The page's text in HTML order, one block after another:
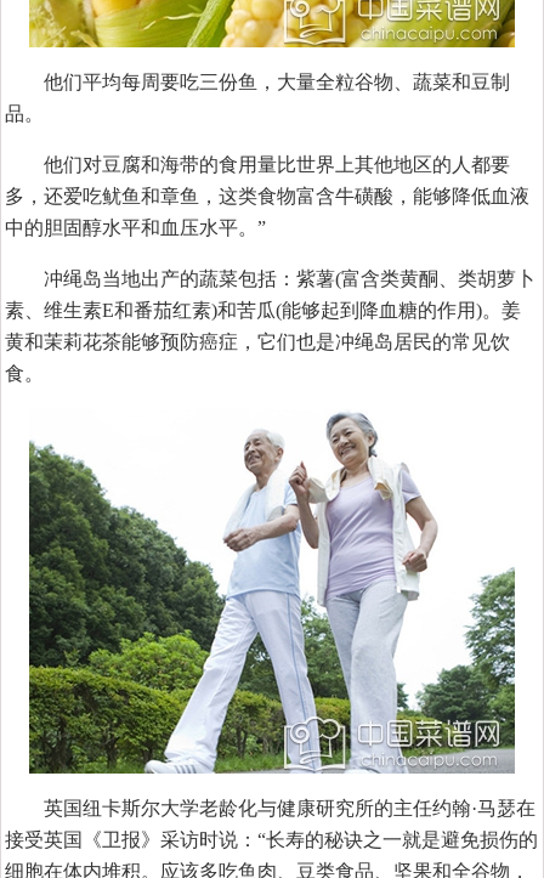
他们平均每周要吃三份鱼，大量全粒谷物、蔬菜和豆制
品。
他们对豆腐和海带的食用量比世界上其他地区的人都要
多，还爱吃鱿鱼和章鱼，这类食物富含牛磺酸，能够降低血液
中的胆固醇水平和血压水平。”
冲绳岛当地出产的蔬菜包括：紫薯(富含类黄酮、类胡萝卜
素、维生素E和番茄红素)和苦瓜(能够起到降血糖的作用)。姜
黄和茉莉花茶能够预防癌症，它们也是冲绳岛居民的常见饮
食。
英国纽卡斯尔大学老龄化与健康研究所的主任约翰·马瑟在
接受英国《卫报》采访时说：“长寿的秘诀之一就是避免损伤的
细胞在体内堆积。应该多吃鱼肉、豆类食品、坚果和全谷物，